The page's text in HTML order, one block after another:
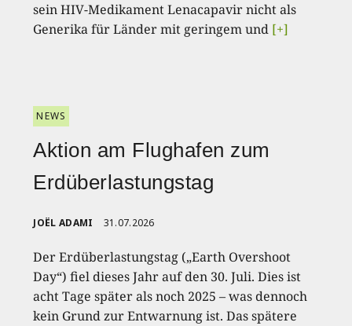
sein HIV-Medikament Lenacapavir nicht als
Generika für Länder mit geringem und [+]
NEWS
Aktion am Flughafen zum
Erdüberlastungstag
JOËL ADAMI 31.07.2026
Der Erdüberlastungstag („Earth Overshoot
Day“) fiel dieses Jahr auf den 30. Juli. Dies ist
acht Tage später als noch 2025 – was dennoch
kein Grund zur Entwarnung ist. Das spätere